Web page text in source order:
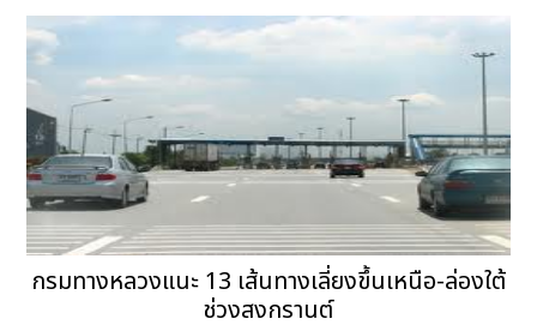
กรมทางหลวงแนะ 13 เส้นทางเลี่ยงขึ้นเหนือ-ล่องใต้
ช่วงสงกรานต์